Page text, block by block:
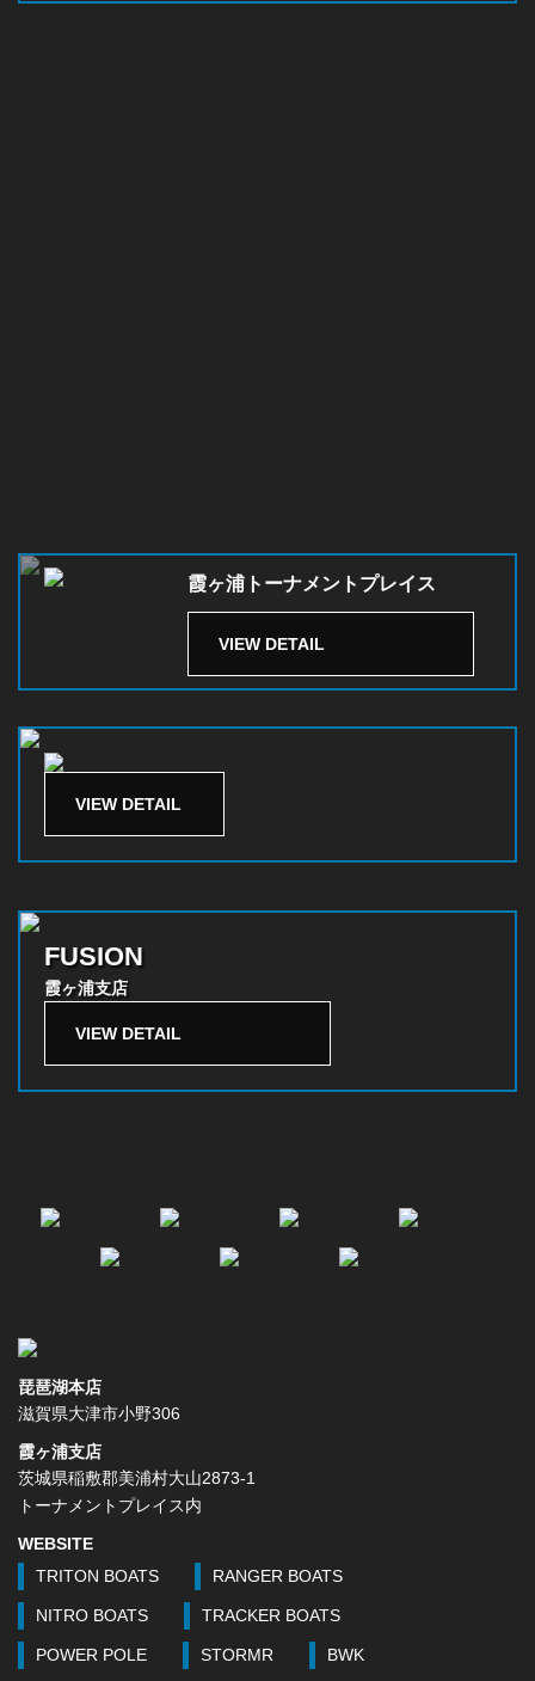
霞ヶ浦トーナメントプレイス
VIEW DETAIL
VIEW DETAIL
FUSION
霞ヶ浦支店
VIEW DETAIL
琵琶湖本店
滋賀県大津市小野306
霞ヶ浦支店
茨城県稲敷郡美浦村大山2873-1
トーナメントプレイス内
WEBSITE
TRITON BOATS
RANGER BOATS
NITRO BOATS TRACKER BOATS
POWER POLE STORMR BWK